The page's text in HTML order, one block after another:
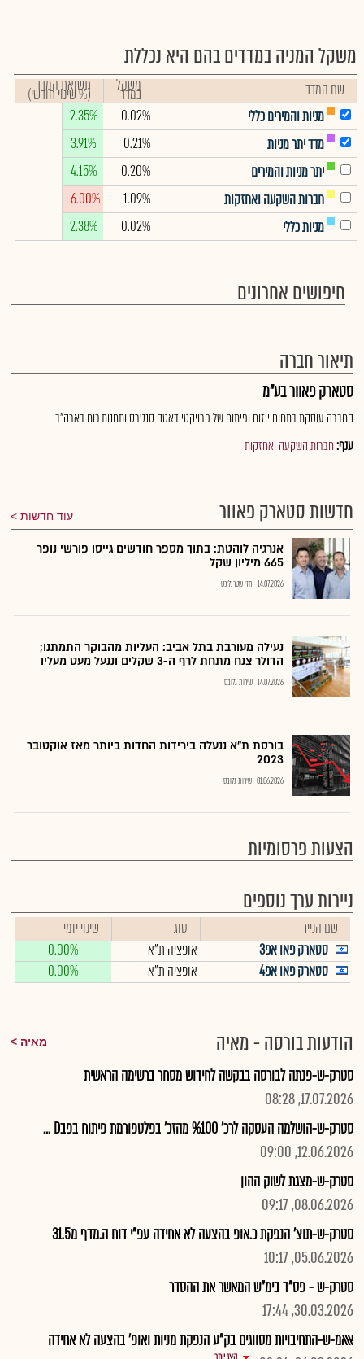
משקל המניה במדדים בהם היא נכללת
שם המדד משקל
במדד תשואת המדד
(% שינוי חודשי)
מניות והמירים כללי
0.02%
2.35%
מדד יתר מניות
0.21%
3.91%
יתר מניות והמירים
0.20%
4.15%
חברות השקעה ואחזקות
1.09%
-6.00%
מניות כללי
0.02%
2.38%
חיפושים אחרונים
תיאור חברה
סטארק פאוור בע"מ
החברה עוסקת בתחום ייזום ופיתוח של פרויקטי דאטה סנטרס ותחנות כוח בארה"ב
ענף:חברות השקעה ואחזקות
חדשות סטארק פאוור עוד חדשות
אנרגיה לוהטת: בתוך מספר חודשים גייסו פורשי נופר
665 מיליון שקל
14.07.2026 חזי שטרנליכט
נעילה מעורבת בתל אביב: העליות מהבוקר התמתנו;
הדולר צנח מתחת לרף ה-3 שקלים וננעל מעט מעליו
14.07.2026 שירות גלובס
בורסת ת"א ננעלה בירידות החדות ביותר מאז אוקטובר
2023
01.06.2026 שירות גלובס
הצעות פרסומיות
ניירות ערך נוספים
שם הנייר סוג
שינוי יומי
סטארק פאו אפ3
אופציה ת"א
0.00%
סטארק פאו אפ4
אופציה ת"א 0.00%
הודעות בורסה - מאיה מאיה
סטרק-ש-פנתה לבורסה בבקשה לחידוש מסחר ברשימה הראשית
17.07.2026, 08:28
סטרק-ש-הושלמה העסקה לרכ' %100 מהזכ' בפלטפורמת פיתוח בפבD ...
12.06.2026, 09:00
סטרק-ש-מצגת לשוק ההון
08.06.2026, 09:17
סטרק-ש-תוצ' הנפקת כ.אופ בהצעה לא אחידה עפ"י דוח ה.מדף מ31.5
05.06.2026, 10:17
סטרק-ש - פס"ד בימ"ש המאשר את ההסדר
30.03.2026, 17:44
אאאמ-ש-התחיבויות מסווגים בק"ע הנפקת מניות ואופ' בהצעה לא אחידה